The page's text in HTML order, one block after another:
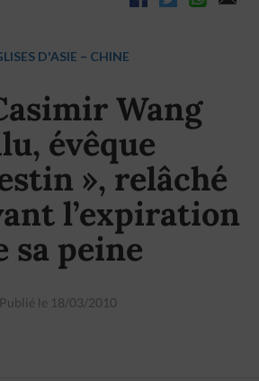
D'ASIE – CHINE
Wang
évêque
», relâché
l’expiration
sa peine
Publié le 18/03/2010